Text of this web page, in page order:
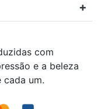
com
e a beleza
um.